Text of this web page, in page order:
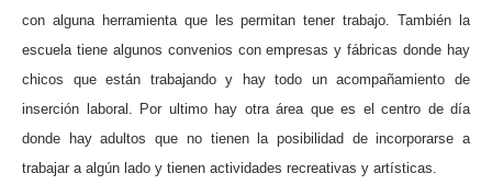
con alguna herramienta que les permitan tener trabajo. También la
escuela tiene algunos convenios con empresas y fábricas donde hay
chicos que están trabajando y hay todo un acompañamiento de
inserción laboral. Por ultimo hay otra área que es el centro de día
donde hay adultos que no tienen la posibilidad de incorporarse a
trabajar a algún lado y tienen actividades recreativas y artísticas.